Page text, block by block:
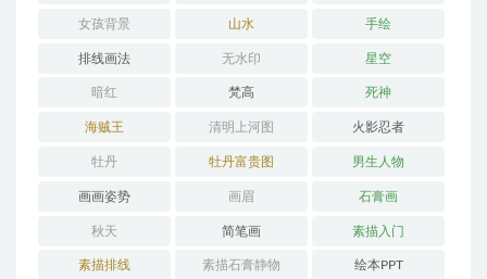
女孩背景 山水 手绘
排线画法 无水印 星空
暗红 梵高 死神
海贼王 清明上河图 火影忍者
牡丹 牡丹富贵图 男生人物
画画姿势 画眉 石膏画
秋天 简笔画 素描入门
素描排线 素描石膏静物 绘本PPT